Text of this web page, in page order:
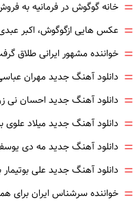
= خانه گوگوش در فرمانیه به
= عکس هایی ازگوگوش، اکبر
= خواننده مشهور ایرانی طلاق
= دانلود آهنگ جدید مهران
= دانلود آهنگ جدید احسان نی
= دانلود آهنگ جدید میلاد
= دانلود آهنگ جدید مه دی
= دانلود آهنگ جدید علی
= خواننده سرشناس ایران برای